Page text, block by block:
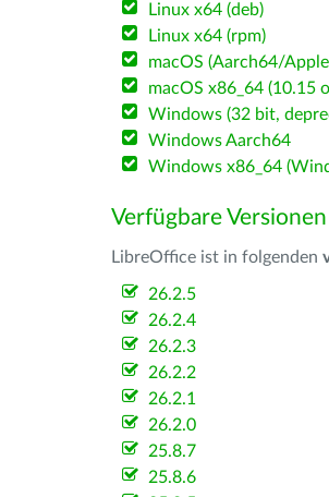
Linux x64 (deb)
Linux x64 (rpm)
macOS (Aarch64/
macOS x86_64 (10.15
Windows (32 bit,
Windows Aarch64
Windows x86_64
Verfügbare Versionen
LibreOffice ist in folgenden
26.2.5
26.2.4
26.2.3
26.2.2
26.2.1
26.2.0
25.8.7
25.8.6